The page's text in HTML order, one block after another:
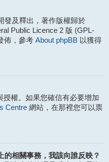
發及釋出，著作版權歸於
Public Licence 2 版 (GPL-
佈，參考 About phpBB 以獲得
授權。如果您確信有必要增加
Centre 網站，在那裡您可以票
的相關事務，我該向誰反映？